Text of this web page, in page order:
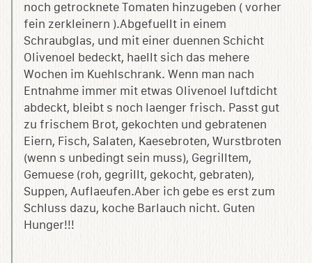
noch getrocknete Tomaten hinzugeben ( vorher
fein zerkleinern ).Abgefuellt in einem
Schraubglas, und mit einer duennen Schicht
Olivenoel bedeckt, haellt sich das mehere
Wochen im Kuehlschrank. Wenn man nach
Entnahme immer mit etwas Olivenoel luftdicht
abdeckt, bleibt s noch laenger frisch. Passt gut
zu frischem Brot, gekochten und gebratenen
Eiern, Fisch, Salaten, Kaesebroten, Wurstbroten
(wenn s unbedingt sein muss), Gegrilltem,
Gemuese (roh, gegrillt, gekocht, gebraten),
Suppen, Auflaeufen.Aber ich gebe es erst zum
Schluss dazu, koche Barlauch nicht. Guten
Hunger!!!